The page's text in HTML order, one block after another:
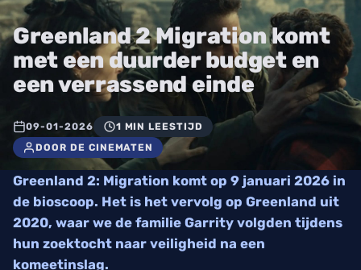
Greenland 2 Migration komt
met een duurder budget en
een verrassend einde
09-01-2026
1 MIN LEESTIJD
DOOR DE CINEMATEN
Greenland 2: Migration komt op 9 januari 2026 in
de bioscoop. Het is het vervolg op Greenland uit
2020, waar we de familie Garrity volgden tijdens
hun zoektocht naar veiligheid na een
komeetinslag.